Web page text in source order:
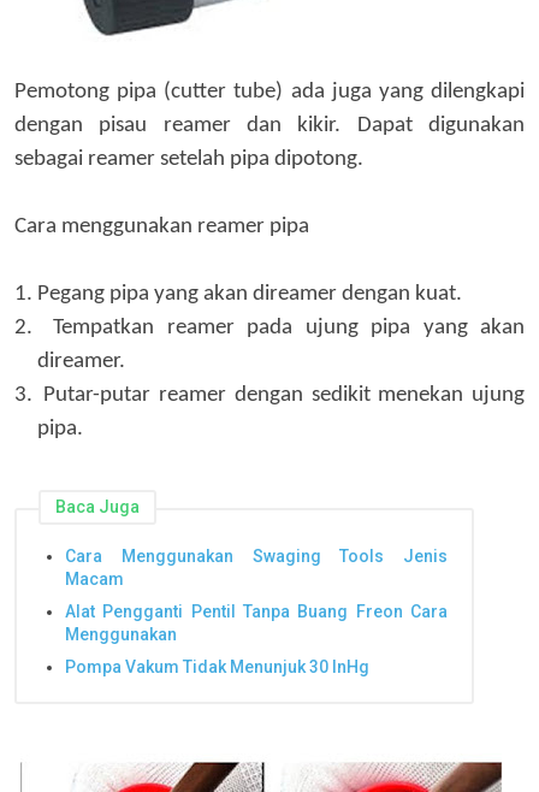
Pemotong pipa (cutter tube) ada juga yang dilengkapi
dengan pisau reamer dan kikir. Dapat digunakan
sebagai reamer setelah pipa dipotong.
Cara menggunakan reamer pipa
1. Pegang pipa yang akan direamer dengan kuat.
2.
Tempatkan reamer pada ujung pipa yang akan
direamer.
3. Putar-putar reamer dengan sedikit menekan ujung
pipa.
Baca Juga
Cara Menggunakan Swaging Tools Jenis
Macam
Alat Pengganti Pentil Tanpa Buang Freon Cara
Menggunakan
Pompa Vakum Tidak Menunjuk 30 InHg